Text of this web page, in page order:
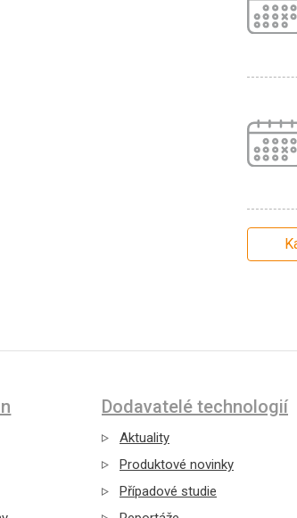
Dodavatelé technologií
Aktuality
Produktové novinky
Případové studie